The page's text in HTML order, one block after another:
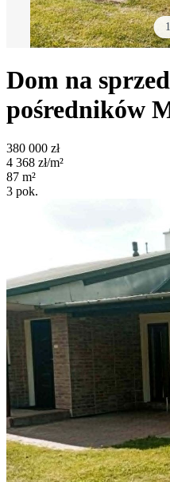
1
Dom na
pośredników
380 000 zł
4 368 zł/m²
87 m²
3 pok.